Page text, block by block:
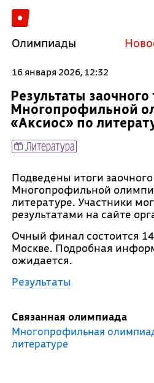
Олимпиады
16 января 2026, 12:32
Результаты заочного
Многопрофильной
«Аксиос» по
Литература
Подведены итоги
Многопрофильной
литературе. Участники
результатами на сайте
Очный финал состоится
Москве. Подробная
ожидается.
Результаты
Связанная олимпиада
Многопрофильная
литературе